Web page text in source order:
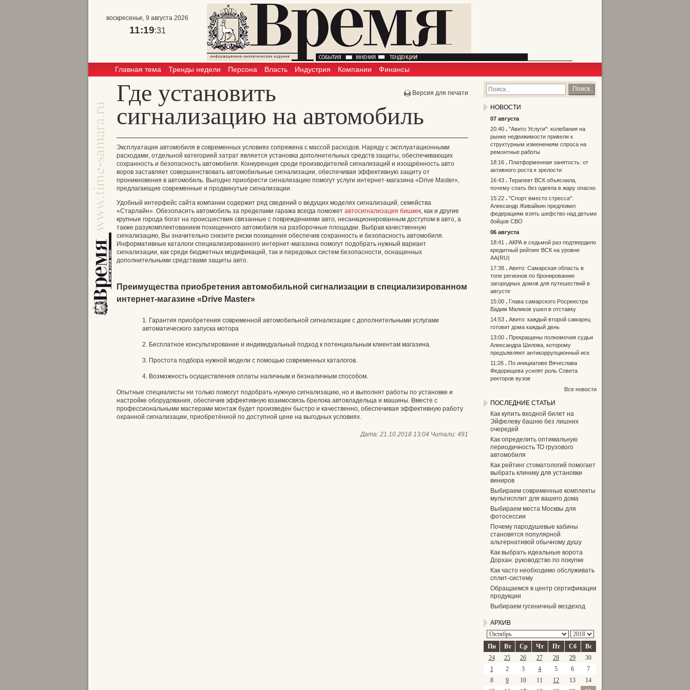
воскресенье, 9 августа 2026
11:19:31
Главная тема Тренды недели Персона Власть Индустрия Компании Финансы
Версия для печати
Где установить
сигнализацию на автомобиль
Эксплуатация автомобиля в современных условиях сопряжена с массой расходов. Наряду с эксплуатационными
расходами, отдельной категорией затрат является установка дополнительных средств защиты, обеспечивающих
сохранность и безопасность автомобиля. Конкуренция среди производителей сигнализаций и изощрённость авто
воров заставляет совершенствовать автомобильные сигнализации, обеспечивая эффективную защиту от
проникновения в автомобиль. Выгодно приобрести сигнализацию помогут услуги интернет-магазина «Drive Master»,
предлагающие современные и продвинутые сигнализации.
Удобный интерфейс сайта компании содержит ряд сведений о ведущих моделях сигнализаций, семейства
«Старлайн». Обезопасить автомобиль за пределами гаража всегда поможет автосигнализация бишкек, как и другие
крупные города богат на происшествия связанные с повреждениями авто, несанкционированным доступом в авто, а
также разукомплектованием похищенного автомобиля на разборочные площадки. Выбрав качественную
сигнализацию, Вы значительно снизите риски похищения обеспечив сохранность и безопасность автомобиля.
Информативные каталоги специализированного интернет-магазина помогут подобрать нужный вариант
сигнализации, как среди бюджетных модификаций, так и передовых систем безопасности, оснащенных
дополнительными средствами защиты авто.
Преимущества приобретения автомобильной сигнализации в специализированном
интернет-магазине «Drive Master»
Гарантия приобретения современной автомобильной сигнализации с дополнительными услугами
автоматического запуска мотора
Бесплатное консультирование и индивидуальный подход к потенциальным клиентам магазина.
Простота подбора нужной модели с помощью современных каталогов.
Возможность осуществления оплаты наличным и безналичным способом.
Опытные специалисты ни только помогут подобрать нужную сигнализацию, но и выполнят работы по установке и
настройке оборудования, обеспечив эффективную взаимосвязь брелока автовладельца и машины. Вместе с
профессиональными мастерами монтаж будет произведен быстро и качественно, обеспечивая эффективную работу
охранной сигнализации, приобретённой по доступной цене на выгодных условиях.
Дата: 21.10.2018 13:04 Читали: 491
Поиск
НОВОСТИ
07 августа
20:40
"Авито Услуги": колебания на
рынке недвижимости привели к
структурным изменениям спроса на
ремонтные работы
18:16
Платформенная занятость: от
активного роста к зрелости
16:43
Терапевт ВСК объяснила,
почему спать без одеяла в жару опасно
15:22
"Спорт вместо стресса":
Александр Живайкин предложил
федерациям взять шефство над детьми
бойцов СВО
06 августа
18:41
АКРА в седьмой раз подтвердило
кредитный рейтинг ВСК на уровне
АА(RU)
17:38
Авито: Самарская область в
топе регионов по бронированию
загородных домов для путешествий в
августе
15:00
Глава самарского Росреестра
Вадим Маликов ушел в отставку
14:53
Авито: каждый второй самарец
готовит дома каждый день
13:00
Прекращены полномочия судьи
Александра Шилова, которому
предъявляют антикоррупционный иск
11:26
По инициативе Вячеслава
Федорищева усилят роль Совета
ректоров вузов
Все новости
ПОСЛЕДНИЕ СТАТЬИ
Как купить входной билет на
Эйфелеву башню без лишних
очередей
Как определить оптимальную
периодичность ТО грузового
автомобиля
Как рейтинг стоматологий помогает
выбрать клинику для установки
виниров
Выбираем современные комплекты
мультисплит для вашего дома
Выбираем места Москвы для
фотосессии
Почему пародушевые кабины
становятся популярной
альтернативой обычному душу
Как выбрать идеальные ворота
Дорхан: руководство по покупке
Как часто необходимо обслуживать
сплит-систему
Обращаемся в центр сертификации
продукции
Выбираем гусеничный вездеход
АРХИВ
Пн Вт Ср Чт Пт Сб
Вс
24
25 26 27 28 29
30
1
2 3 4 5 6
7
8
9 10 11 12 13
14